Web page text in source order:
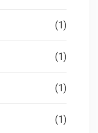
(1)
(1)
(1)
(1)